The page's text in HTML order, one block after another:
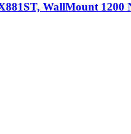
WallMount 1200